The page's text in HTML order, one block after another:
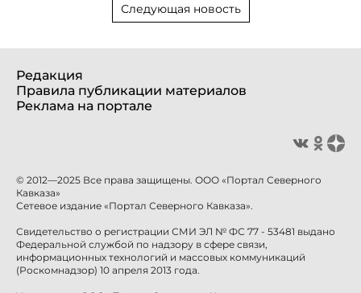
Следующая новость
Редакция
Правила публикации материалов
Реклама на портале
© 2012—2025 Все права защищены. ООО «Портал Северного
Кавказа»
Сетевое издание «Портал Северного Кавказа».
Свидетельство о регистрации СМИ ЭЛ № ФС 77 - 53481 выдано
Федеральной службой по надзору в сфере связи,
информационных технологий и массовых коммуникаций
(Роскомнадзор) 10 апреля 2013 года.